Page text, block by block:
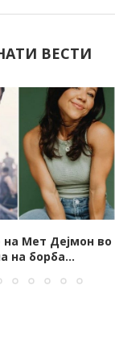
ВЕСТИ
Гир и ќерката
Синди...